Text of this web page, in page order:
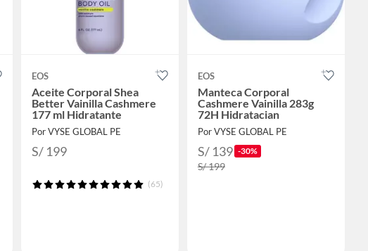
EOS
Aceite Corporal Shea
Better Vainilla Cashmere
177 ml Hidratante
Por VYSE GLOBAL PE
S/ 199
(65)
EOS
Manteca Corporal
Cashmere Vainilla 283g
72H Hidratacian
Por VYSE GLOBAL PE
S/ 139 -30%
S/ 199